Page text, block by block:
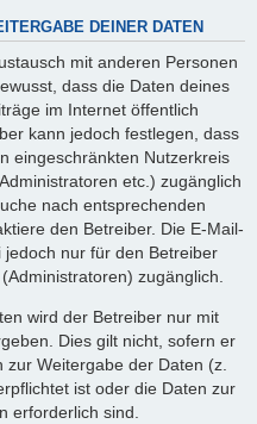
DEINER DATEN
mit anderen Personen
dass die Daten deines
im Internet öffentlich
kann jedoch festlegen, dass
eingeschränkten Nutzerkreis
etc.) zugänglich
nach entsprechenden
den Betreiber. Die E-Mail-
nur für den Betreiber
zugänglich.
wird der Betreiber nur mit
Dies gilt nicht, sofern er
Weitergabe der Daten (z.
ist oder die Daten zur
erforderlich sind.